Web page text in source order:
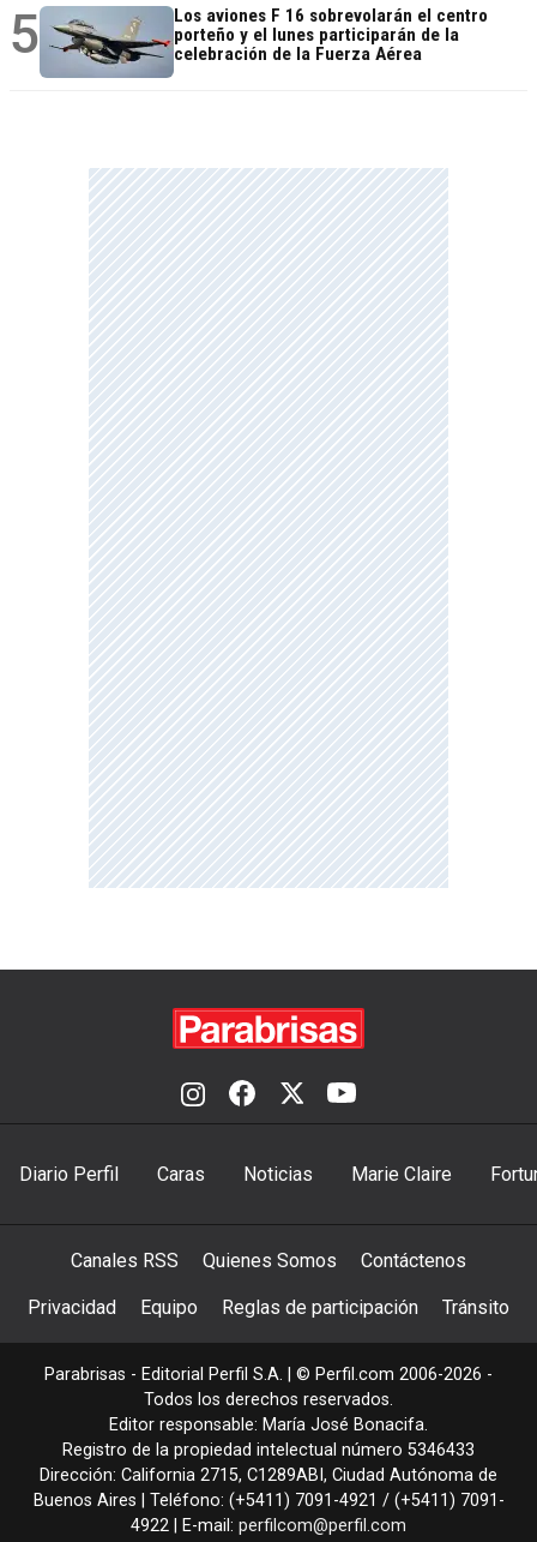
5
Los aviones F 16 sobrevolarán el centro
porteño y el lunes participarán de la
celebración de la Fuerza Aérea
Diario Perfil Caras Noticias Marie Claire
Canales RSS Quienes Somos Contáctenos
Privacidad Equipo Reglas de participación Tránsito
Parabrisas - Editorial Perfil S.A. | © Perfil.com 2006-2026 -
Todos los derechos reservados.
Editor responsable: María José Bonacifa.
Registro de la propiedad intelectual número 5346433
Dirección: California 2715, C1289ABI , Ciudad Autónoma de
Buenos Aires | Teléfono: (+5411) 7091-4921 / (+5411) 7091-
4922 | E-mail: perfilcom@perfil.com